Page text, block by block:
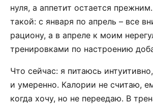
нуля, а аппетит остается
такой: с января по апрель – все
рациону, а в апреле к моим
тренировками по настроению
Что сейчас: я питаюсь
и умеренно. Калории не считаю,
когда хочу, но не переедаю. В